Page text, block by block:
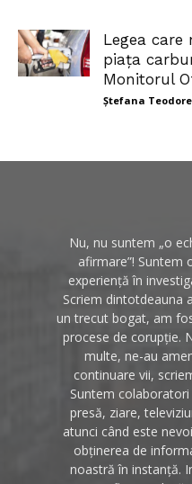
Legea
piața
Monitorul
Ștefana
Nu, nu suntem „o
afirmare”! Suntem
experiență în
Scriem dintotdeauna
un trecut bogat, am
procese de corupție.
multe, ne-au
continuare vii,
Suntem
presă, ziare,
atunci când este
obținerea de
noastră în instanță.